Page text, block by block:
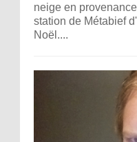
neige en
station de Métabief
Noël....